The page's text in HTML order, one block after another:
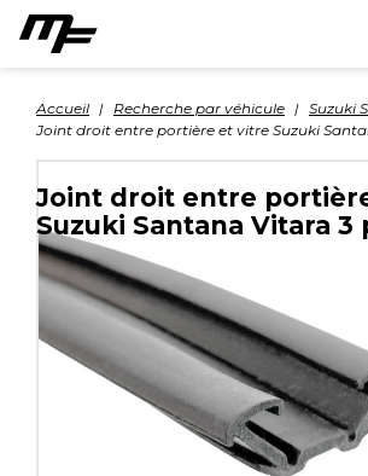
Accueil Recherche par véhicule
Suzuki
Joint droit entre portière et vitre Suzuki
Joint droit entre
Suzuki Santana Vitara 3